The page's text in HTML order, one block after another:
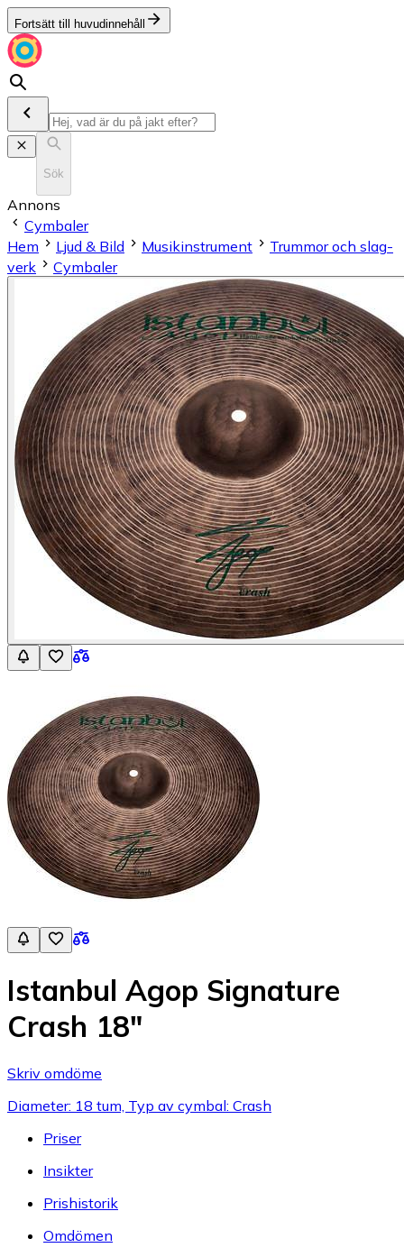
Fortsätt till huvudinnehåll
Sök
Annons
Cymbaler
Hem
Ljud & Bild Musikinstrument
Trum­mor och slag­
verk
Cymbaler
Istanbul Agop Signature
Crash 18"
Skriv omdöme
Diameter: 18 tum, Typ av cymbal: Crash
Priser
Insikter
Prishistorik
Omdömen